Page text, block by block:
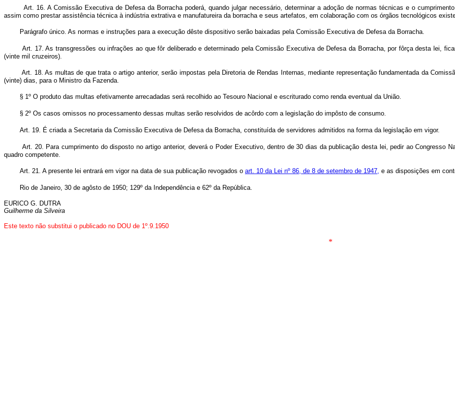
Art. 16. A Comissão Executiva de Defesa da Borracha poderá, quando julgar necessário, determinar a adoção de normas técnicas e o
assim como prestar assistência técnica à indústria extrativa e manufatureira da borracha e seus artefatos, em colaboração com os órgãos tecnológicos
Parágrafo único. As normas e instruções para a execução dêste dispositivo serão baixadas pela Comissão Executiva de Defesa da Borracha.
Art. 17. As transgressões ou infrações ao que fôr deliberado e determinado pela Comissão Executiva de Defesa da Borracha, por fôrça desta lei,
(vinte mil cruzeiros).
Art. 18. As multas de que trata o artigo anterior, serão impostas pela Diretoria de Rendas Internas, mediante representação fundamentada da
(vinte) dias, para o Ministro da Fazenda.
§ 1º O produto das multas efetivamente arrecadadas será recolhido ao Tesouro Nacional e escriturado como renda eventual da União.
§ 2º Os casos omissos no processamento dessas multas serão resolvidos de acôrdo com a legislação do impôsto de consumo.
Art. 19. É criada a Secretaria da Comissão Executiva de Defesa da Borracha, constituída de servidores admitidos na forma da legislação em vigor.
Art. 20. Para cumprimento do disposto no artigo anterior, deverá o Poder Executivo, dentro de 30 dias da publicação desta lei, pedir ao Congresso
quadro competente.
Art. 21. A presente lei entrará em vigor na data de sua publicação revogados o art. 10 da Lei nº 86, de 8 de setembro de 1947, e as disposições em
Rio de Janeiro, 30 de agôsto de 1950; 129º da Independência e 62º da República.
EURICO G. DUTRA
Guilherme da Silveira
Este texto não substitui o publicado no DOU de 1º.9.1950
*